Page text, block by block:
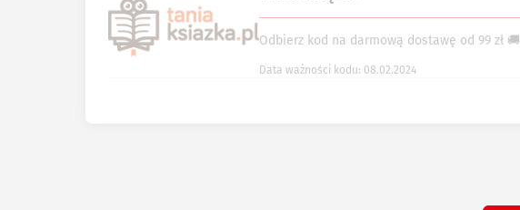
Odbierz kod na darmową dostawę od 99 zł 🚚
Data ważności kodu: 08.02.2024